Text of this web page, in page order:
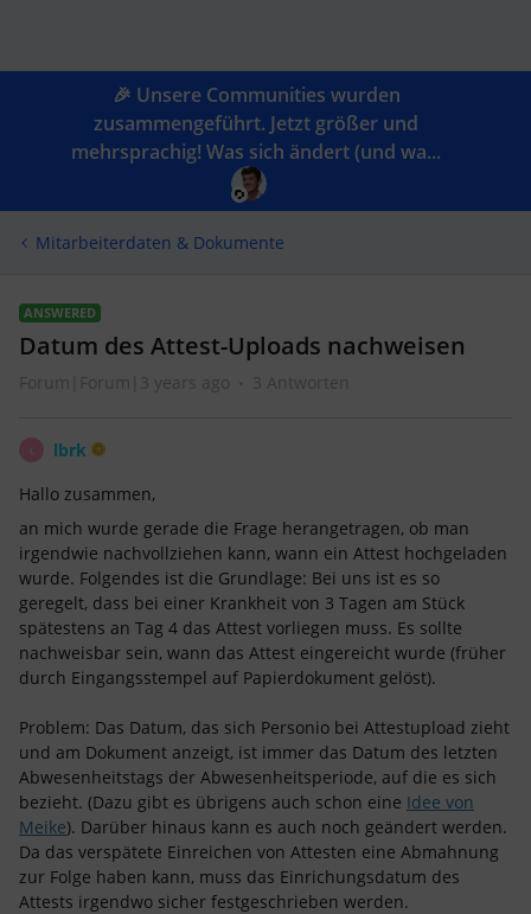
🎉 Unsere Communities wurden
zusammengeführt. Jetzt größer und
mehrsprachig! Was sich ändert (und wa...
Mitarbeiterdaten & Dokumente
ANSWERED
Datum des Attest-Uploads nachweisen
Forum|Forum|3 years ago 3 Antworten
lbrk
Hallo zusammen,
an mich wurde gerade die Frage herangetragen, ob man
irgendwie nachvollziehen kann, wann ein Attest hochgeladen
wurde. Folgendes ist die Grundlage: Bei uns ist es so
geregelt, dass bei einer Krankheit von 3 Tagen am Stück
spätestens an Tag 4 das Attest vorliegen muss. Es sollte
nachweisbar sein, wann das Attest eingereicht wurde (früher
durch Eingangsstempel auf Papierdokument gelöst).
Problem: Das Datum, das sich Personio bei Attestupload zieht
und am Dokument anzeigt, ist immer das Datum des letzten
Abwesenheitstags der Abwesenheitsperiode, auf die es sich
bezieht. (Dazu gibt es übrigens auch schon eine Idee von
Meike). Darüber hinaus kann es auch noch geändert werden.
Da das verspätete Einreichen von Attesten eine Abmahnung
zur Folge haben kann, muss das Einrichungsdatum des
Attests irgendwo sicher festgeschrieben werden.